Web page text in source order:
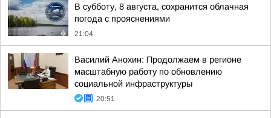
В субботу, 8 августа, сохранится облачная
погода с прояснениями
21:04
Василий Анохин: Продолжаем в регионе
масштабную работу по обновлению
социальной инфраструктуры
20:51